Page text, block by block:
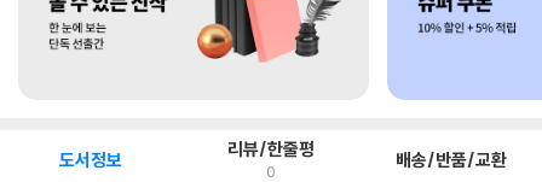
도서정보 리뷰/한줄평
0 배송/반품/교환